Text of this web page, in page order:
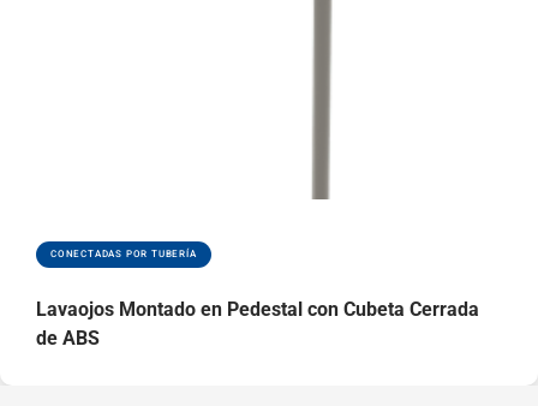
CONECTADAS POR TUBERÍA
Lavaojos Montado en Pedestal con Cubeta Cerrada
de ABS